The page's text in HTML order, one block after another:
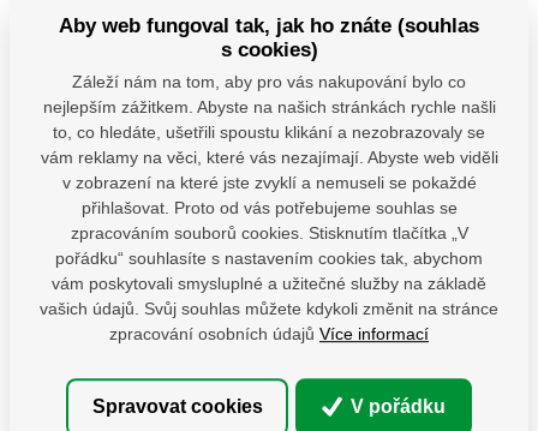
90,91 Kč / ks Taska 8858022
8858023-Taška na aku
nářadí 45x24x33cm
Odolná taška určená pro
přenášení a ukládání
akumulátorového nářadí.
Aby web fungoval tak, jak ho znáte (souhlas
s cookies)
Záleží nám na tom, aby pro vás nakupování bylo co
nejlepším zážitkem. Abyste na našich stránkách rychle našli
to, co hledáte, ušetřili spoustu klikání a nezobrazovaly se
vám reklamy na věci, které vás nezajímají. Abyste web viděli
v zobrazení na které jste zvyklí a nemuseli se pokaždé
přihlašovat. Proto od vás potřebujeme souhlas se
zpracováním souborů cookies. Stisknutím tlačítka „V
pořádku“ souhlasíte s nastavením cookies tak, abychom
vám poskytovali smysluplné a užitečné služby na základě
vašich údajů. Svůj souhlas můžete kdykoli změnit na stránce
zpracování osobních údajů Více informací
Spravovat cookies V pořádku